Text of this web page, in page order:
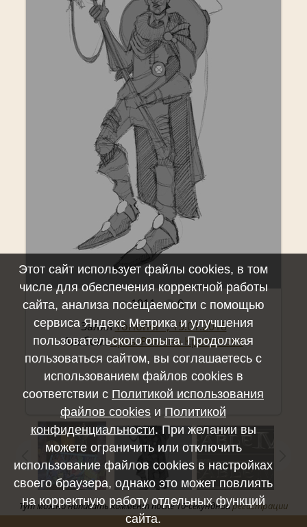
Полный размер -1488x2000/ 211.5Kb
1011
0
ЗалилTorionel™, 15.01.2018
Альбом:Арты Романа Кропотова
Тут можно написать коммент после 10-секунднойрегистрации
Этот сайт использует файлы cookies, в том
числе для обеспечения корректной работы
сайта, анализа посещаемости с помощью
сервиса Яндекс Метрика и улучшения
пользовательского опыта. Продолжая
пользоваться сайтом, вы соглашаетесь с
использованием файлов cookies в
соответствии с Политикой использования
файлов cookies и Политикой
конфиденциальности. При желании вы
можете ограничить или отключить
использование файлов cookies в настройках
своего браузера, однако это может повлиять
на корректную работу отдельных функций
сайта.